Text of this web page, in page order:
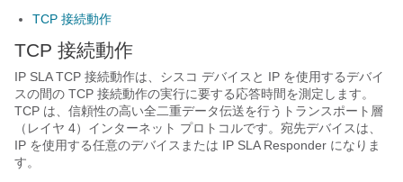
TCP 接続動作
TCP 接続動作
IP SLA TCP 接続動作は、シスコ デバイスと IP を使用するデバイ
スの間の TCP 接続動作の実行に要する応答時間を測定します。
TCP は、信頼性の高い全二重データ伝送を行うトランスポート層
（レイヤ 4）インターネット プロトコルです。宛先デバイスは、
IP を使用する任意のデバイスまたは IP SLA Responder になりま
す。